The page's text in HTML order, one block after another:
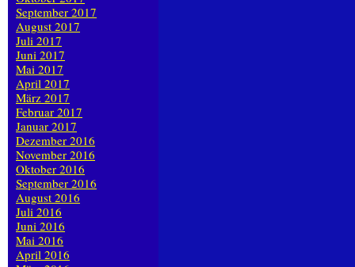
September 2017
August 2017
Juli 2017
Juni 2017
Mai 2017
April 2017
März 2017
Februar 2017
Januar 2017
Dezember 2016
November 2016
Oktober 2016
September 2016
August 2016
Juli 2016
Juni 2016
Mai 2016
April 2016